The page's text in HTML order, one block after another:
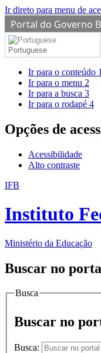
Ir direto para menu de
Portal do Governo
Portuguese
Ir para o conteúdo 1
Ir para o menu 2
Ir para a busca 3
Ir para o rodapé 4
Opções de
Acessibilidade
Alto contraste
IFB
Instituto
Ministério da Educação
Buscar no
Busca
Buscar no
Busca: